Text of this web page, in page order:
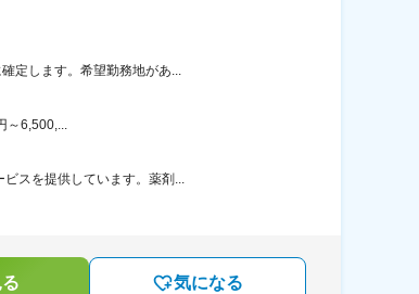
定します。希望勤務地があ...
6,500,...
スを提供しています。薬剤...
気になる